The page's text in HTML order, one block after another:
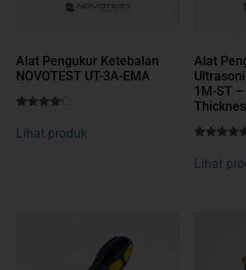
Alat Pengukur Ketebalan
NOVOTEST UT-3A-EMA
4
out of 5
Lihat produk
Alat
1M-ST
5
out of 5
Lihat